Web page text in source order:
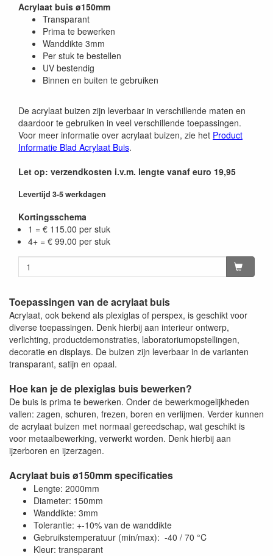
Acrylaat buis ø150mm
Transparant
Prima te bewerken
Wanddikte 3mm
Per stuk te bestellen
UV bestendig
Binnen en buiten te gebruiken
De acrylaat buizen zijn leverbaar in verschillende maten en
daardoor te gebruiken in veel verschillende toepassingen.
Voor meer informatie over acrylaat buizen, zie het Product
Informatie Blad Acrylaat Buis.
Let op: verzendkosten i.v.m. lengte vanaf euro 19,95
Levertijd 3-5 werkdagen
Kortingsschema
1 = € 115.00 per stuk
4+ = € 99.00 per stuk
Toepassingen van de acrylaat buis
Acrylaat, ook bekend als plexiglas of perspex, is geschikt voor
diverse toepassingen. Denk hierbij aan interieur ontwerp,
verlichting, productdemonstraties, laboratoriumopstellingen,
decoratie en displays. De buizen zijn leverbaar in de varianten
transparant, satijn en opaal.
Hoe kan je de plexiglas buis bewerken?
De buis is prima te bewerken. Onder de bewerkmogelijkheden
vallen: zagen, schuren, frezen, boren en verlijmen. Verder kunnen
de acrylaat buizen met normaal gereedschap, wat geschikt is
voor metaalbewerking, verwerkt worden. Denk hierbij aan
ijzerboren en ijzerzagen.
Acrylaat buis ø150mm specificaties
Lengte: 2000mm
Diameter: 150mm
Wanddikte: 3mm
Tolerantie: +-10% van de wanddikte
Gebruikstemperatuur (min/max): -40 / 70 °C
Kleur: transparant